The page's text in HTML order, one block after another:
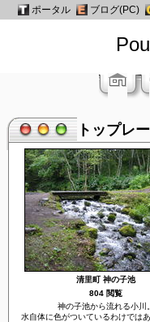
トップレ
清里町 神の子池
804 閲覧
神の子池から流れる小川。
水自体に色がついているわけではあ
ポータル ブログ(PC)